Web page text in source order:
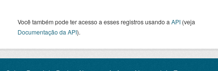
Você também pode ter acesso a esses registros usando a API (veja
Documentação da API).